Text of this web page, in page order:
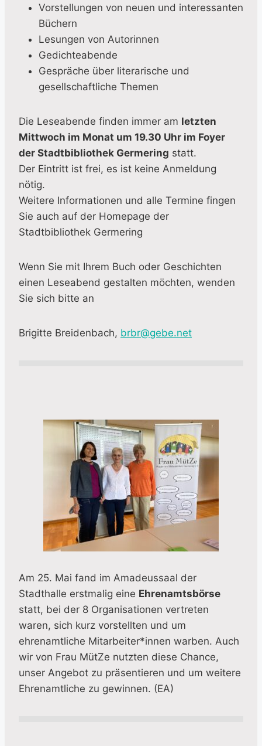
Vorstellungen von neuen und interessanten
Büchern
Lesungen von Autorinnen
Gedichteabende
Gespräche über literarische und
gesellschaftliche Themen
Die Leseabende finden immer am letzten
Mittwoch im Monat um 19.30 Uhr im Foyer
der Stadtbibliothek Germering statt.
Der Eintritt ist frei, es ist keine Anmeldung
nötig.
Weitere Informationen und alle Termine fingen
Sie auch auf der Homepage der
Stadtbibliothek Germering
Wenn Sie mit Ihrem Buch oder Geschichten
einen Leseabend gestalten möchten, wenden
Sie sich bitte an
Brigitte Breidenbach, brbr@gebe.net
Am 25. Mai fand im Amadeussaal der
Stadthalle erstmalig eine Ehrenamtsbörse
statt, bei der 8 Organisationen vertreten
waren, sich kurz vorstellten und um
ehrenamtliche Mitarbeiter*innen warben. Auch
wir von Frau MütZe nutzten diese Chance,
unser Angebot zu präsentieren und um weitere
Ehrenamtliche zu gewinnen. (EA)